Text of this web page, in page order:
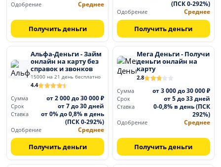
Одобрение Среднее
Получить деньги
(ПСК 0-292%)
Одобрение Среднее
Получить деньги
Альфа-Деньги - Займ
онлайн на карту без
справок и звонков
15000 на 21 день бесплатно
4.4
Сумма
от 2 000 до 30 000 ₽
Срок от 7 до 30 дней
Ставка
от 0% до 0,8% в день
(ПСК 0-292%)
Одобрение Среднее
Получить деньги
Мега Деньги - Получи
деньги онлайн на
карту
2.8
Сумма
от 3 000 до 30 000 ₽
Срок от 5 до 33 дней
Ставка
0-0,8% в день (ПСК
292%)
Одобрение Среднее
Получить деньги